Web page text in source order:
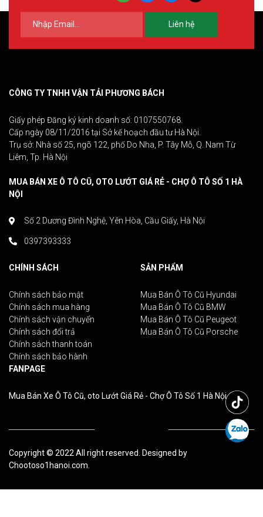
Liên hệ
CÔNG TY TNHH VẬN TẢI PHƯƠNG BÁCH
Giấy phép Đăng ký kinh doanh số: 0107550768.
Cấp ngày 08/11/2016 tại Sở kế hoạch đầu tư Hà Nội.
Trụ sở: Nhà số 25, ngõ 122, phố Do Nha, P. Tây Mỗ, Q. Nam Từ
Liêm, Tp. Hà Nội
MUA BÁN XE Ô TÔ CŨ, OTO LƯỚT GIÁ RẺ - CHỢ Ô TÔ SỐ 1 HÀ
NỘI
Số 2 Dương Đình Nghệ, Yên Hòa, Cầu Giấy, Hà Nội
0397393333
CHÍNH SÁCH
Chính sách bảo mật
Chính sách mua hàng
Chính sách vận chuyển
Chính sách đổi trả
Chính sách thanh toán
Chính sách bảo hành
SẢN PHẨM
Mua Bán Ô Tô Cũ Hyundai
Mua Bán Ô Tô Cũ BMW
Mua Bán Ô Tô Cũ Peugeot
Mua Bán Ô Tô Cũ Porsche
FANPAGE
Mua Bán Xe Ô Tô Cũ, oto Lướt Giá Rẻ - Chợ Ô Tô Số 1 Hà Nội
Copyright © 2022 All right reserved. Designed by
Chootoso1hanoi.com.